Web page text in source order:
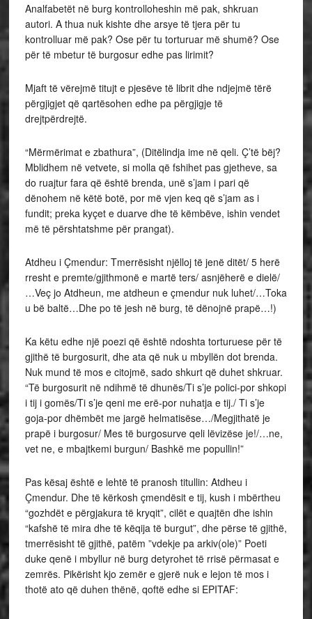
Analfabetët në burg kontrolloheshin më pak, shkruan
autori. A thua nuk kishte dhe arsye të tjera për tu
kontrolluar më pak? Ose për tu torturuar më shumë? Ose
për të mbetur të burgosur edhe pas lirimit?
Mjaft të vërejmë titujt e pjesëve të librit dhe ndjejmë tërë
përgjigjet që qartësohen edhe pa përgjigje të
drejtpërdrejtë.
“Mërmërimat e zbathura”, (Ditëlindja ime në qeli. Ç’të bëj?
Mblidhem në vetvete, si molla që fshihet pas gjetheve, sa
do ruajtur fara që është brenda, unë s’jam i pari që
dënohem në këtë botë, por më vjen keq që s’jam as i
fundit; preka kyçet e duarve dhe të këmbëve, ishin vendet
më të përshtatshme për prangat).
Atdheu i Çmendur: Tmerrësisht njëlloj të jenë ditët/ 5 herë
rresht e premte/gjithmonë e martë ters/ asnjëherë e dielë/
…Veç jo Atdheun, me atdheun e çmendur nuk luhet/…Toka
u bë baltë…Dhe po të jesh në burg, të dënojnë prapë…!)
Ka këtu edhe një poezi që është ndoshta torturuese për të
gjithë të burgosurit, dhe ata që nuk u mbyllën dot brenda.
Nuk mund të mos e citojmë, sado shkurt që duhet shkruar.
“Të burgosurit në ndihmë të dhunës/Ti s’je polici-por shkopi
i tij i gomës/Ti s’je qeni me erë-por nuhatja e tij./ Ti s’je
goja-por dhëmbët me jargë helmatisëse…/Megjithatë je
prapë i burgosur/ Mes të burgosurve qeli lëvizëse je!/…ne,
vet ne, e mbajtkemi burgun/ Bashkë me popullin!”
Pas kësaj është e lehtë të pranosh titullin: Atdheu i
Çmendur. Dhe të kërkosh çmendësit e tij, kush i mbërtheu
“gozhdët e përgjakura të kryqit”, cilët e quajtën dhe ishin
“kafshë të mira dhe të këqija të burgut”, dhe përse të gjithë,
tmerrësisht të gjithë, patëm ”vdekje pa arkiv(ole)” Poeti
duke qenë i mbyllur në burg detyrohet të rrisë përmasat e
zemrës. Pikërisht kjo zemër e gjerë nuk e lejon të mos i
thotë ato që duhen thënë, qoftë edhe si EPITAF: